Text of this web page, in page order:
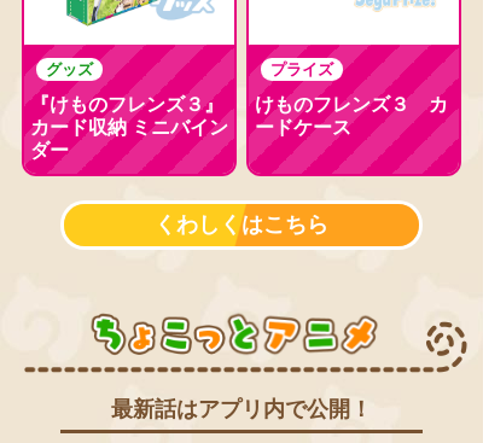
グッズ
『けものフレンズ３』
カード収納 ミニバイン
ダー
プライズ
けものフレンズ３ カ
ードケース
くわしくはこちら
ちょこっとアニメ
最新話はアプリ内で公開！